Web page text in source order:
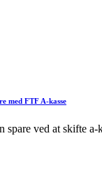
med FTF A-kasse
spare ved at skifte a-